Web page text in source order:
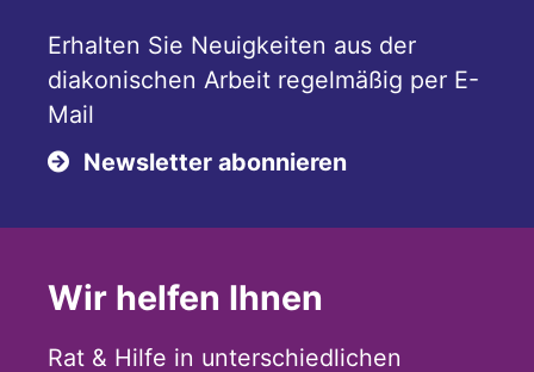
Erhalten Sie Neuigkeiten aus der
diakonischen Arbeit regelmäßig per E-
Mail
Newsletter abonnieren
Wir helfen Ihnen
Rat & Hilfe in unterschiedlichen